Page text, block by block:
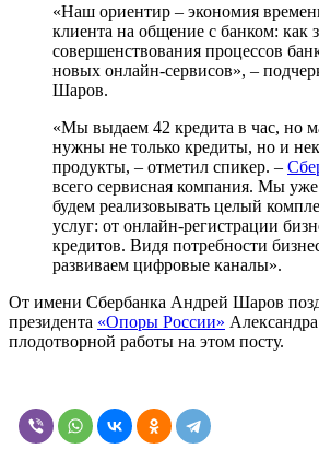
«Наш ориентир – экономия
клиента на общение с банком: как
совершенствования процессов
новых онлайн-сервисов», –
Шаров.
«Мы выдаем 42 кредита в час, но
нужны не только кредиты, но и
продукты, – отметил спикер. –
всего сервисная компания. Мы
будем реализовывать целый
услуг: от онлайн-регистрации
кредитов. Видя потребности
развиваем цифровые каналы».
От имени Сбербанка Андрей Шаров
президента «Опоры России»
плодотворной работы на этом посту.